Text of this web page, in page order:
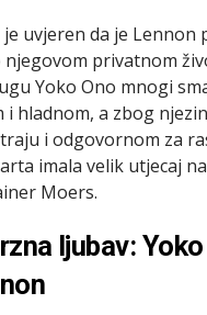
uvjeren da je Lennon
njegovom privatnom
Yoko Ono mnogi
hladnom, a zbog
i odgovornom za
imala velik utjecaj
Moers.
ljubav: